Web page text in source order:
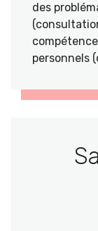
des
personnels